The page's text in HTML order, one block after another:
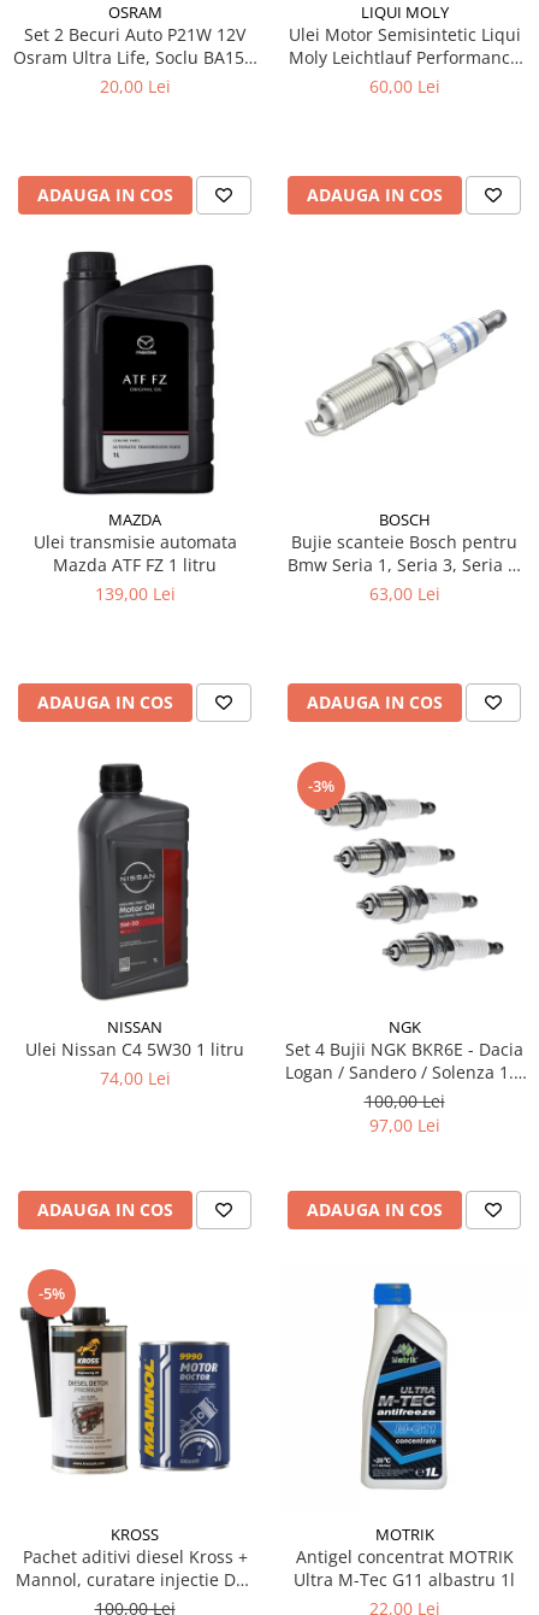
OSRAM
Set 2 Becuri Auto P21W 12V
Osram Ultra Life, Soclu BA15s,
Durata de Viata Extinsa (4x),
20,00 Lei
ADAUGA IN COS
LIQUI MOLY
Ulei Motor Semisintetic Liqui
Moly Leichtlauf Performance
10W-40 1 litru
60,00 Lei
ADAUGA IN COS
MAZDA
Ulei transmisie automata
Mazda ATF FZ 1 litru
139,00 Lei
ADAUGA IN COS
BOSCH
Bujie scanteie Bosch pentru
Bmw Seria 1, Seria 3, Seria 5,
Seria 6, Seria 7, X1, X3, X5, Z4
63,00 Lei
ADAUGA IN COS
NISSAN
Ulei Nissan C4 5W30 1 litru
74,00 Lei
ADAUGA IN COS
-3%
NGK
Set 4 Bujii NGK BKR6E - Dacia
Logan / Sandero / Solenza 1.4
& 1.6 MPI - Kit Complet
100,00 Lei
97,00 Lei
ADAUGA IN COS
-5%
KROSS
Pachet aditivi diesel Kross +
Mannol, curatare injectie DPF
si stabilizare ulei
100,00 Lei
MOTRIK
Antigel concentrat MOTRIK
Ultra M-Tec G11 albastru 1l
22,00 Lei